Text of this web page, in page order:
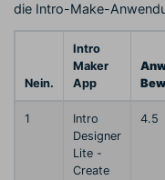
die Intro-Make-
Nein.
Intro
Maker
App
1
Intro
Designer
Lite -
Create
4.5